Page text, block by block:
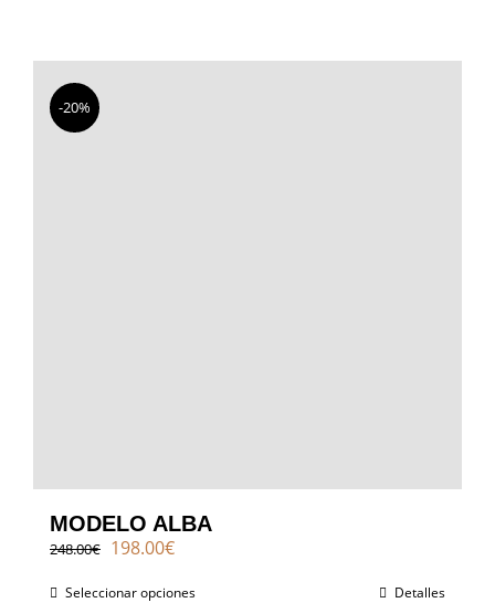
-20%
MODELO ALBA
248.00€ El
original
198.00€El
actual
Seleccionar opciones Detalles